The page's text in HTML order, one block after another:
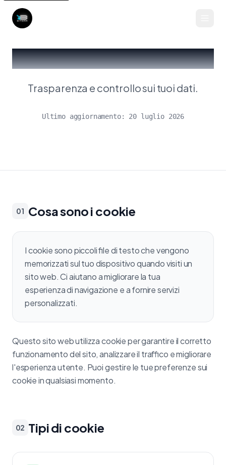
Cookie Policy
Trasparenza e controllo sui tuoi dati.
Ultimo aggiornamento: 20 luglio 2026
01 Cosa sono i cookie
I cookie sono piccoli file di testo che vengono
memorizzati sul tuo dispositivo quando visiti un
sito web. Ci aiutano a migliorare la tua
esperienza di navigazione e a fornire servizi
personalizzati.
Questo sito web utilizza cookie per garantire il corretto
funzionamento del sito, analizzare il traffico e migliorare
l'esperienza utente. Puoi gestire le tue preferenze sui
cookie in qualsiasi momento.
02 Tipi di cookie